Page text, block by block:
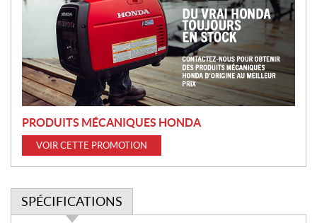
i
o
n
PRODUITS MÉCANIQUES HONDA
VOIR CETTE PROMOTION
SPÉCIFICATIONS